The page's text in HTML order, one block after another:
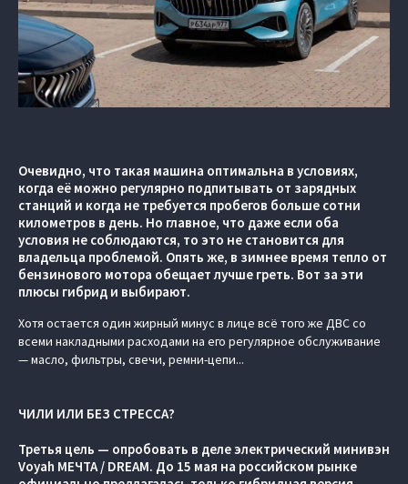
Очевидно, что такая машина оптимальна в условиях,
когда её можно регулярно подпитывать от зарядных
станций и когда не требуется пробегов больше сотни
километров в день. Но главное, что даже если оба
условия не соблюдаются, то это не становится для
владельца проблемой. Опять же, в зимнее время тепло от
бензинового мотора обещает лучше греть. Вот за эти
плюсы гибрид и выбирают.
Хотя остается один жирный минус в лице всё того же ДВС со
всеми накладными расходами на его регулярное обслуживание
— масло, фильтры, свечи, ремни-цепи...
ЧИЛИ ИЛИ БЕЗ СТРЕССА?
Третья цель — опробовать в деле электрический минивэн
Voyah МЕЧТА / DREAM. До 15 мая на российском рынке